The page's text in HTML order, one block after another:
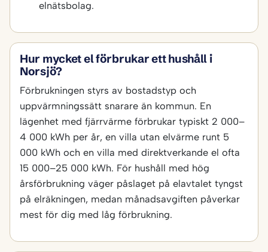
elnätsbolag.
Hur mycket el förbrukar ett hushåll i
Norsjö?
Förbrukningen styrs av bostadstyp och
uppvärmningssätt snarare än kommun. En
lägenhet med fjärrvärme förbrukar typiskt 2 000–
4 000 kWh per år, en villa utan elvärme runt 5
000 kWh och en villa med direktverkande el ofta
15 000–25 000 kWh. För hushåll med hög
årsförbrukning väger påslaget på elavtalet tyngst
på elräkningen, medan månadsavgiften påverkar
mest för dig med låg förbrukning.